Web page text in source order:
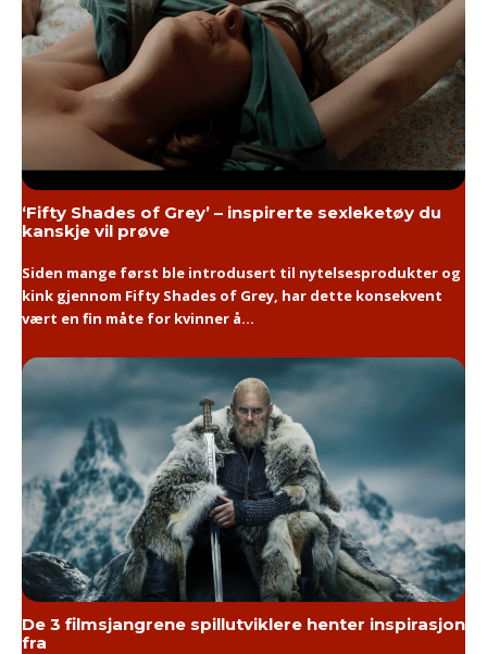
‘Fifty Shades of Grey’ – inspirerte sexleketøy du
kanskje vil prøve
Siden mange først ble introdusert til nytelsesprodukter og
kink gjennom Fifty Shades of Grey, har dette konsekvent
vært en fin måte for kvinner å...
De 3 filmsjangrene spillutviklere henter inspirasjon
fra